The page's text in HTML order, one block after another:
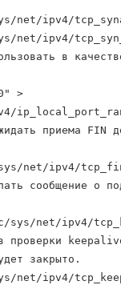
net/ipv4/
net/ipv4/
в
>
приема FIN
net/ipv4/
сообщение о
sys/net/ipv4/
проверки
закрыто.
net/ipv4/